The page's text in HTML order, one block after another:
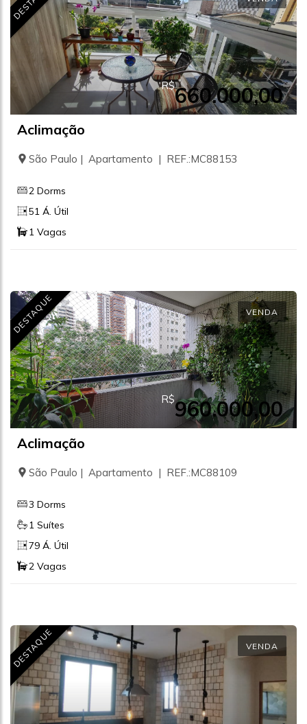
R$660.000,00
Aclimação
São Paulo | Apartamento | REF.:MC88153
2 Dorms
51 Á. Útil
1 Vagas
DESTAQUE VENDA
R$960.000,00
Aclimação
São Paulo | Apartamento | REF.:MC88109
3 Dorms
1 Suítes
79 Á. Útil
2 Vagas
DESTAQUE VENDA